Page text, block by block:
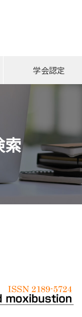
学会認定
索